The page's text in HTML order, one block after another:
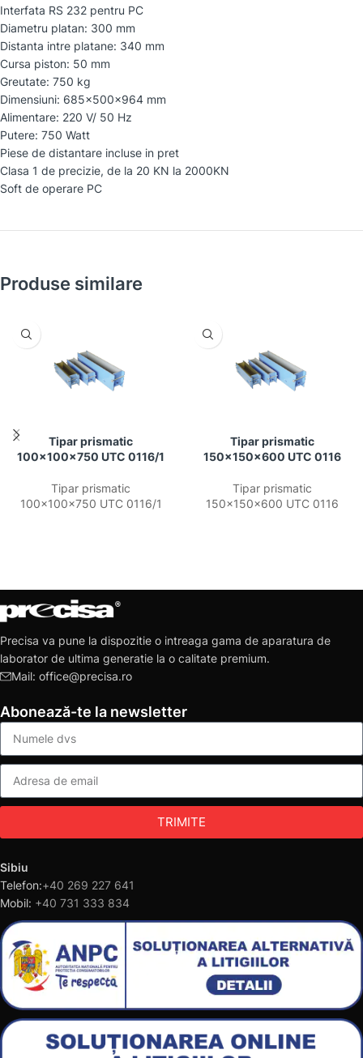
Interfata RS 232 pentru PC
Diametru platan: 300 mm
Distanta intre platane: 340 mm
Cursa piston: 50 mm
Greutate: 750 kg
Dimensiuni: 685x500x964 mm
Alimentare: 220 V/ 50 Hz
Putere: 750 Watt
Piese de distantare incluse in pret
Clasa 1 de precizie, de la 20 KN la 2000KN
Soft de operare PC
Produse similare
Tipar prismatic
100x100x750 UTC 0116/1
Tipar prismatic
100x100x750 UTC 0116/1
Tipar prismatic
150x150x600 UTC 0116
Tipar prismatic
150x150x600 UTC 0116
Precisa va pune la dispozitie o intreaga gama de aparatura de
laborator de ultima generatie la o calitate premium.
Mail: office@precisa.ro
Abonează-te la newsletter
TRIMITE
Sibiu
Telefon:+40 269 227 641
Mobil: +40 731 333 834